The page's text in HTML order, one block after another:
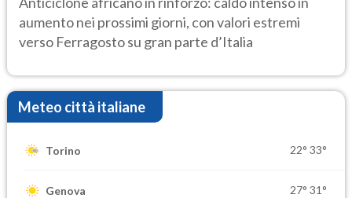
aumento nei prossimi giorni, con valori estremi
verso Ferragosto su gran parte d’Italia
Meteo città italiane
Torino 22° 33°
Genova 27° 31°